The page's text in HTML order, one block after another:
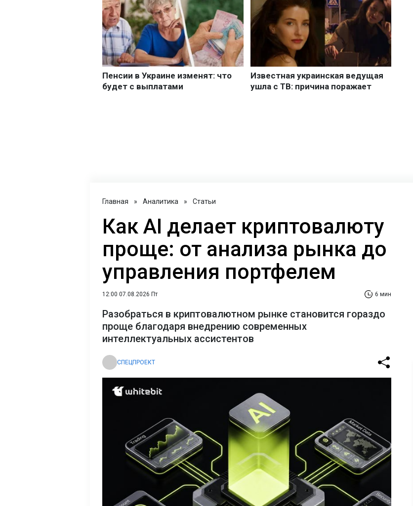
Главная » Аналитика » Статьи
Как AI делает криптовалюту
проще: от анализа рынка до
управления портфелем
12:00 07.08.2026 Пт 6 мин
Разобраться в криптовалютном рынке становится гораздо
проще благодаря внедрению современных
интеллектуальных ассистентов
СПЕЦПРОЕКТ